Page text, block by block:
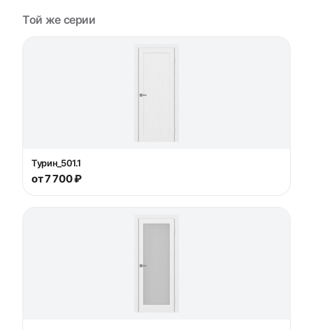
Той же серии
Турин_501.1
от 7 700 ₽